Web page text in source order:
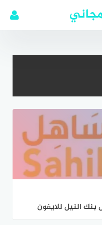
بنك النيل للايفون